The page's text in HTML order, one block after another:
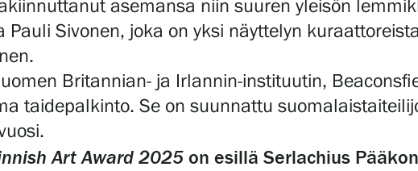
asemansa niin suuren yleisön
Sivonen, joka on yksi näyttelyn
Britannian- ja Irlannin-instituutin,
taidepalkinto. Se on suunnattu
Art Award 2025 on esillä Serlachius